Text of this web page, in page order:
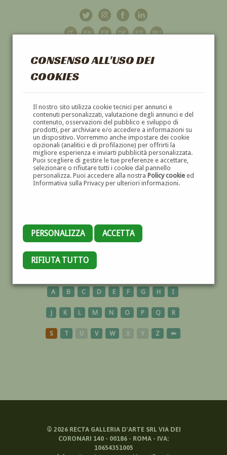
CONSENSO ALL'USO DEI
COOKIES
Il nostro sito utilizza cookie tecnici per annunci e
contenuti personalizzati, valutazione degli annunci e del
contenuto, osservazioni del pubblico e sviluppo di
prodotti, per archiviare e/o accedere a informazioni su
un dispositivo. Vorremmo anche impostare dei cookie
opzionali (analitici e di profilazione) per offrirti la
migliore esperienza e inviarti pubblicità personalizzata.
Puoi scegliere di gestire le tue preferenze e accettare,
selezionare o rifiutare tutti i cookie dal pannello
personalizza. Puoi accedere alla nostra Policy cookieed
Informativa sulla Privacy per ulteriori informazioni.
PERSONALIZZA ACCETTA
RIFIUTA TUTTO
GALLERIAD'ARTE
DIPINTI E SCULTURE '800 E '900
LAVANDAIE
A B C D E F G H I
J K L M N O P Q R
S T U V W X Y Z ⬅
© 2026RECTA GALLERIA D'ARTE SRL VIA DEI
CORONARI 140 - 00186 - ROMA - IVA:
10654351005